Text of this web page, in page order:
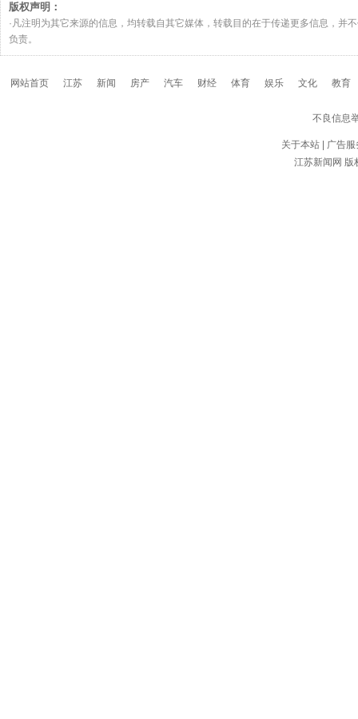
版权声明：
·凡注明为其它来源的信息，均转载自其它媒体，转载目的在于传递更多信息，并
负责。
网站首页 江苏 新闻 房产 汽车 财经 体育 娱乐 文化 教育
不良信息
关于本站
广告服
江苏新闻网 版